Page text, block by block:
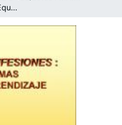
Com publicar
Estat i confessions: Equemes per l'aprenentatge de l'assignatura